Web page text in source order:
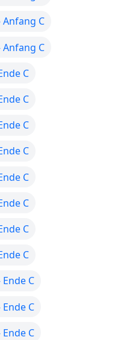
C
C
C
C
C
C
C
C
C
C
C
C
C